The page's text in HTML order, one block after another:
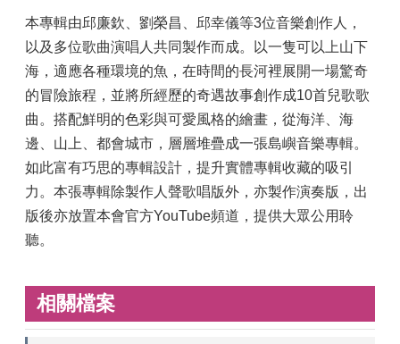
本專輯由邱廉欽、劉榮昌、邱幸儀等3位音樂創作人，
以及多位歌曲演唱人共同製作而成。以一隻可以上山下
海，適應各種環境的魚，在時間的長河裡展開一場驚奇
的冒險旅程，並將所經歷的奇遇故事創作成10首兒歌歌
曲。搭配鮮明的色彩與可愛風格的繪畫，從海洋、海
邊、山上、都會城市，層層堆疊成一張島嶼音樂專輯。
如此富有巧思的專輯設計，提升實體專輯收藏的吸引
力。本張專輯除製作人聲歌唱版外，亦製作演奏版，出
版後亦放置本會官方YouTube頻道，提供大眾公用聆
聽。
相關檔案